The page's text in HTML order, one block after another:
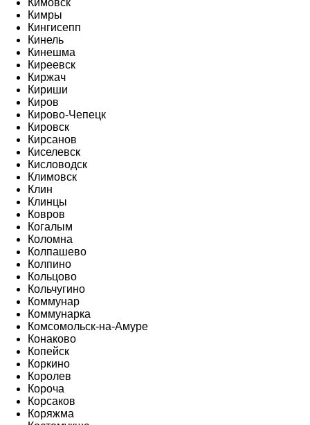
Кимовск
Кимры
Кингисепп
Кинель
Кинешма
Киреевск
Киржач
Кириши
Киров
Кирово-Чепецк
Кировск
Кирсанов
Киселевск
Кисловодск
Климовск
Клин
Клинцы
Ковров
Когалым
Коломна
Колпашево
Колпино
Кольцово
Кольчугино
Коммунар
Коммунарка
Комсомольск-на-Амуре
Конаково
Копейск
Коркино
Королев
Короча
Корсаков
Коряжма